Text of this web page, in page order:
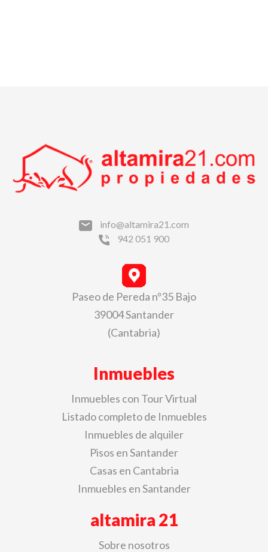
info@altamira21.com
942 051 900
Paseo de Pereda nº35 Bajo
39004 Santander
(Cantabria)
Inmuebles
Inmuebles con Tour Virtual
Listado completo de Inmuebles
Inmuebles de alquiler
Pisos en Santander
Casas en Cantabria
Inmuebles en Santander
altamira 21
Sobre nosotros